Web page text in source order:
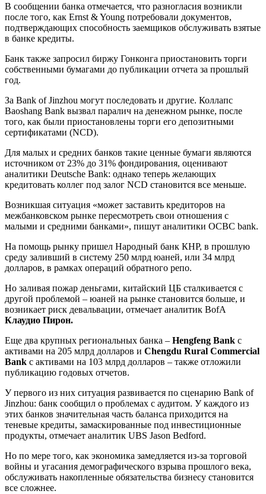
В сообщении банка отмечается, что разногласия возникли
после того, как Ernst & Young потребовали документов,
подтверждающих способность заемщиков обслуживать взятые
в банке кредиты.
Банк также запросил биржу Гонконга приостановить торги
собственными бумагами до публикации отчета за прошлый
год.
За Bank of Jinzhou могут последовать и другие. Коллапс
Baoshang Bank вызвал паралич на денежном рынке, после
того, как были приостановлены торги его депозитными
сертификатами (NCD).
Для малых и средних банков такие ценные бумаги являются
источником от 23% до 31% фондирования, оценивают
аналитики Deutsche Bank: однако теперь желающих
кредитовать коллег под залог NCD становится все меньше.
Возникшая ситуация «может заставить кредиторов на
межбанковском рынке пересмотреть свои отношения с
малыми и средними банками», пишут аналитики OCBC bank.
На помощь рынку пришел Народный банк КНР, в прошлую
среду заливший в систему 250 млрд юаней, или 34 млрд
долларов, в рамках операций обратного репо.
Но заливая пожар деньгами, китайский ЦБ сталкивается с
другой проблемой – юаней на рынке становится больше, и
возникает риск девальвации, отмечает аналитик BofA
Клаудио Пирон.
Еще два крупных региональных банка – Hengfeng Bank с
активами на 205 млрд долларов и Chengdu Rural Commercial
Bank с активами на 103 млрд долларов – также отложили
публикацию годовых отчетов.
У первого из них ситуация развивается по сценарию Bank of
Jinzhou: банк сообщил о проблемах с аудитом. У каждого из
этих банков значительная часть баланса приходится на
теневые кредиты, замаскированные под инвестиционные
продукты, отмечает аналитик UBS Jason Bedford.
Но по мере того, как экономика замедляется из-за торговой
войны и угасания демографического взрыва прошлого века,
обслуживать накопленные обязательства бизнесу становится
все сложнее.